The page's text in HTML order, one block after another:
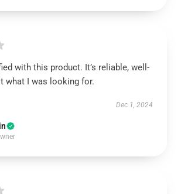
with this product. It’s reliable, well-
what I was looking for.
Dec 1, 2024